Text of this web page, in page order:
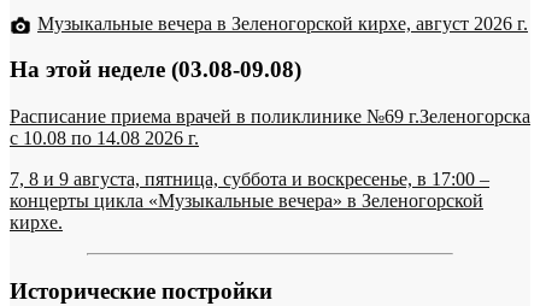
Музыкальные вечера в Зеленогорской кирхе, август 2026 г.
На этой неделе (03.08-09.08)
Расписание приема врачей в поликлинике №69 г.Зеленогорска
c 10.08 по 14.08 2026 г.
7, 8 и 9 августа, пятница, суббота и воскресенье, в 17:00 –
концерты цикла «Музыкальные вечера» в Зеленогорской
кирхе.
Исторические постройки